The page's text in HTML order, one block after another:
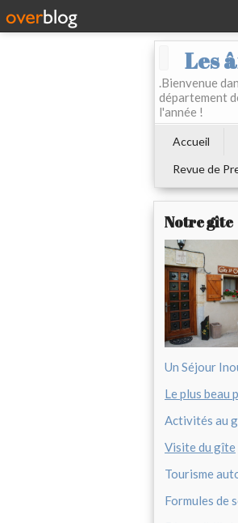
Les
.Bienvenue
département
l'année !
Accueil
Revue de
Notre gîte
Un Séjour
Le plus beau
Activités au
Visite du gîte
Tourisme
Formules de